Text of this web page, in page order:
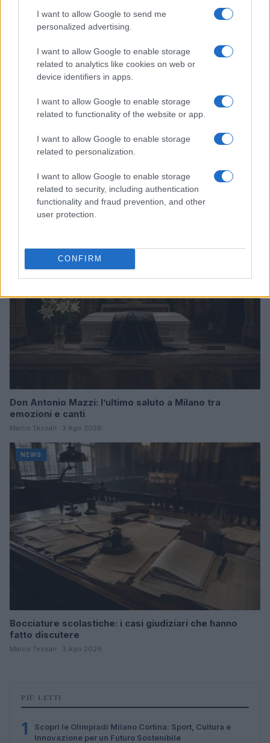
I want to allow Google to send me
personalized advertising.
I want to allow Google to enable storage
related to analytics like cookies on web or
device identifiers in apps.
I want to allow Google to enable storage
related to functionality of the website or app.
I want to allow Google to enable storage
related to personalization.
I want to allow Google to enable storage
related to security, including authentication
functionality and fraud prevention, and other
user protection.
CONFIRM
Arrestati cinque agenti della polizia locale di Milano: le
accuse e i dettagli
Alessandro Tassinari · 7 Ago 2026
Don Antonio Mazzi: l’ultimo saluto a Milano tra
emozioni e canti
Marco Tessari · 3 Ago 2026
NEWS
Bocciature scolastiche: i casi giudiziari che hanno
fatto discutere
Marco Tessari · 3 Ago 2026
PIÙ LETTI
1
Scopri le Olimpiadi Milano Cortina: Sport, Cultura e
Innovazione per un Futuro Sostenibile